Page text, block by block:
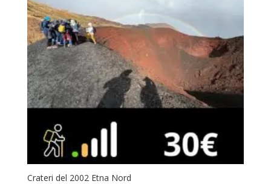
Crateri del 2002 Etna Nord